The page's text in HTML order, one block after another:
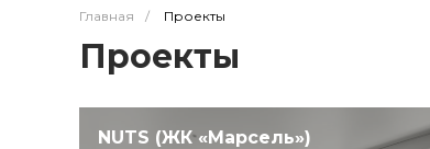
Главная / Проекты
Проекты
NUTS (ЖК «Марсель»)